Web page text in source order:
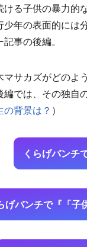
る子供の暴力的
少年の表面的には
事の後編。
サカズがどのよ
では、その独自
背景は？ ）
くらげバンチ
げバンチで『「